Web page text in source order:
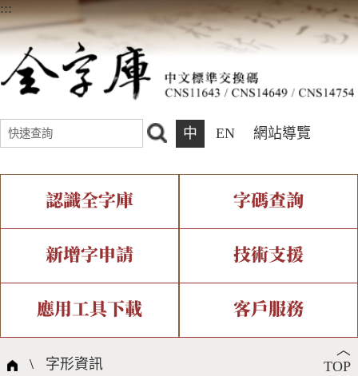
:::
中 EN 網站導覽
認識全字庫
全字庫介紹 全字庫現況
中文碼介紹 專有名詞介紹
國際字碼相關組織
字碼查詢
IDS查詢 部件查詢
複合查詢 注音查詢
筆畫查詢
新增字申請
新字申請處理流程
技術支援
字形即時顯示 造字解決方案
全字庫授權 轉碼Web Service
應用工具下載
個人電腦造字處理工具
客戶服務
問題集
︿
TOP
\ 字形資訊